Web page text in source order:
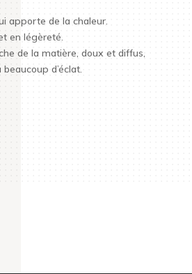
apporte de la chaleur.
en légèreté.
de la matière, doux et diffus,
d’éclat.